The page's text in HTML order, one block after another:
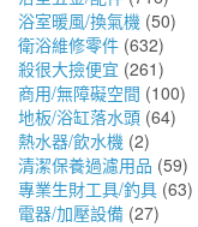
浴室暖風/換氣機 (50)
衛浴維修零件 (632)
殺很大撿便宜 (261)
商用/無障礙空間 (100)
地板/浴缸落水頭 (64)
熱水器/飲水機 (2)
清潔保養過濾用品 (59)
專業生財工具/釣具 (63)
電器/加壓設備 (27)